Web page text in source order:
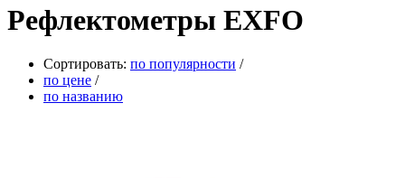
Рефлектометры EXFO
Сортировать: по популярности /
по цене /
по названию